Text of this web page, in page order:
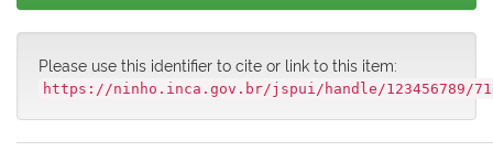
Please use this identifier to cite or link to this item:
https://ninho.inca.gov.br/jspui/handle/123456789/